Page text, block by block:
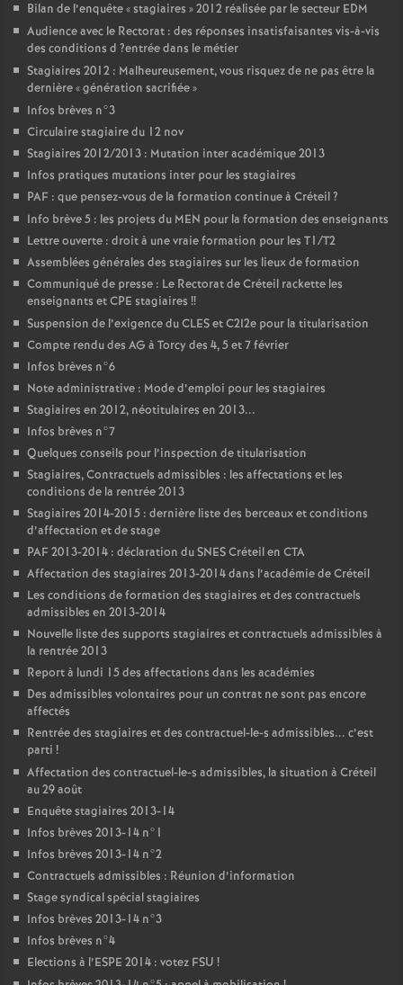
Bilan de l’enquête «stagiaires » 2012 réalisée par le secteur EDM
Audience avec le Rectorat : des réponses insatisfaisantes vis-à-vis
des conditions d ?entrée dans le métier
Stagiaires 2012 : Malheureusement, vous risquez de ne pas être la
dernière «génération sacrifiée»
Infos brèves n°3
Circulaire stagiaire du 12 nov
Stagiaires 2012/2013 : Mutation inter académique 2013
Infos pratiques mutations inter pour les stagiaires
PAF : que pensez-vous de la formation continue à Créteil?
Info brève 5 : les projets du MEN pour la formation des enseignants
Lettre ouverte : droit à une vraie formation pour les T1/T2
Assemblées générales des stagiaires sur les lieux de formation
Communiqué de presse : Le Rectorat de Créteil rackette les
enseignants etCPE stagiaires !!
Suspension de l’exigence duCLESet C2I2e pour la titularisation
Compte rendu des AG à Torcy des 4, 5 et 7 février
Infos brèves n°6
Note administrative : Mode d’emploi pour les stagiaires
Stagiaires en 2012, néotitulaires en 2013...
Infos brèves n°7
Quelques conseils pour l’inspection de titularisation
Stagiaires, Contractuels admissibles : les affectations et les
conditions de la rentrée 2013
Stagiaires 2014-2015 : dernière liste des berceaux et conditions
d’affectation et de stage
PAF2013-2014 : déclaration duSNESCréteil en CTA
Affectation des stagiaires 2013-2014 dans l’académie de Créteil
Les conditions de formation des stagiaires et des contractuels
admissibles en 2013-2014
Nouvelle liste des supports stagiaires et contractuels admissibles à
la rentrée 2013
Report à lundi 15 des affectations dans les académies
Des admissibles volontaires pour un contrat ne sont pas encore
affectés
Rentrée des stagiaires et des contractuel-le-s admissibles... c’est
parti !
Affectation des contractuel-le-s admissibles, la situation à Créteil
au 29 août
Enquête stagiaires 2013-14
Infos brèves 2013-14 n°1
Infos brèves 2013-14 n°2
Contractuels admissibles : Réunion d’information
Stage syndical spécial stagiaires
Infos brèves 2013-14 n°3
Infos brèves n°4
Elections à l’ESPE 2014 : votez FSU !